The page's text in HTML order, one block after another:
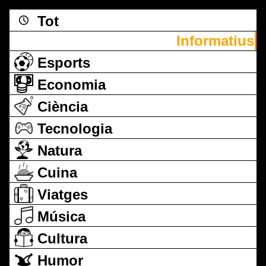
Tot
Informatius
Esports
Economia
Ciència
Tecnologia
Natura
Cuina
Viatges
Música
Cultura
Humor